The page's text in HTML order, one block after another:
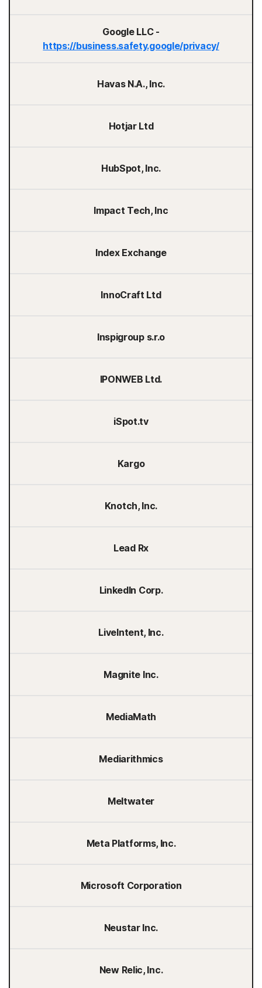
Google LLC -
https://business.safety.google/privacy/
Havas N.A., Inc.
Hotjar Ltd
HubSpot, Inc.
Impact Tech, Inc
Index Exchange
InnoCraft Ltd
Inspigroup s.r.o
IPONWEB Ltd.
iSpot.tv
Kargo
Knotch, Inc.
Lead Rx
LinkedIn Corp.
LiveIntent, Inc.
Magnite Inc.
MediaMath
Mediarithmics
Meltwater
Meta Platforms, Inc.
Microsoft Corporation
Neustar Inc.
New Relic, Inc.